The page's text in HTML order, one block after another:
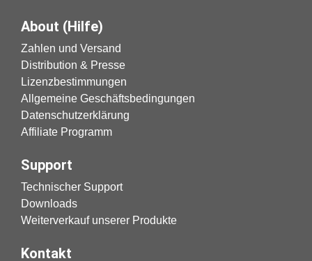
About (Hilfe)
Zahlen und Versand
Distribution & Presse
Lizenzbestimmungen
Allgemeine Geschäftsbedingungen
Datenschutzerklärung
Affiliate Programm
Support
Technischer Support
Downloads
Weiterverkauf unserer Produkte
Kontakt